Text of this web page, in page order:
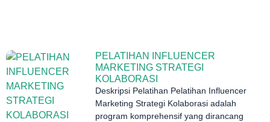
PELATIHAN INFLUENCER
MARKETING STRATEGI
KOLABORASI
Deskripsi Pelatihan Pelatihan Influencer
Marketing Strategi Kolaborasi adalah
program komprehensif yang dirancang